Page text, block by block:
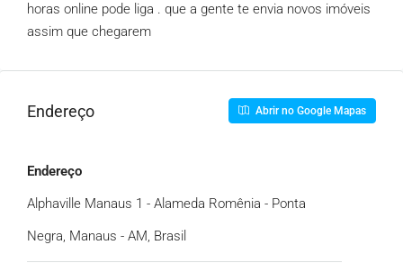
horas online pode liga . que a gente te envia novos imóveis
assim que chegarem
Endereço Abrir no Google Mapas
Endereço
Alphaville Manaus 1 - Alameda Romênia - Ponta
Negra, Manaus - AM, Brasil